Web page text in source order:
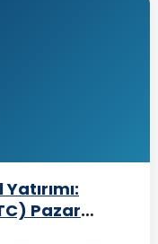
Pazar